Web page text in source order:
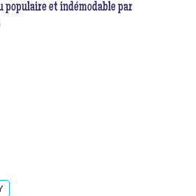
populaire et indémodable par